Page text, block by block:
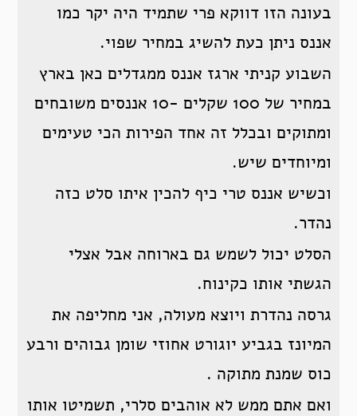
בעונה הזו דווקא פרי שתמיד היה יקר כמו
אננס ניתן כעת להשיג במחיר שפוי.
השבוע קניתי ארגז אננס ממגדלים כאן בארץ
במחיר של 100 שקלים -10 אננסים משובחים
ומתוקים ובכלל זה אחד הפירות הכי טעימים
ומיוחדים שיש.
וכשיש אננס טרי כיף להכין איתו סלט כזה
נהדר.
הסלט יכול לשמש גם בארוחה אבל אצלי
הגשתי אותו כקינוח.
גרסה נהדרת ויוצא מעולה, אני מחליפה את
המיונז בגביע יוגורט אחוזי שומן גבוהים ורבע
כוס שמנת מתוקה .
ואם אתם ממש לא אוהבים סלרי, תשמיטו אותו